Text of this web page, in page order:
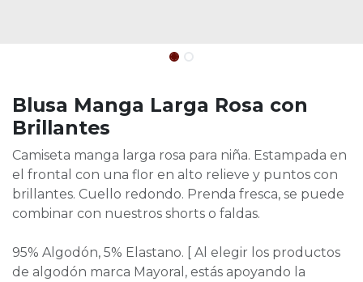
Blusa Manga Larga Rosa con
Brillantes
Camiseta manga larga rosa para niña. Estampada en
el frontal con una flor en alto relieve y puntos con
brillantes. Cuello redondo. Prenda fresca, se puede
combinar con nuestros shorts o faldas.
95% Algodón, 5% Elastano. [ Al elegir los productos
de algodón marca Mayoral, estás apoyando la